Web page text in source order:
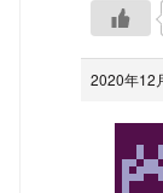
2020年12